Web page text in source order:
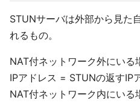
STUNサーバは外部から見た
れるもの。
NAT付ネットワーク外にい
IPアドレス = STUNの返すIP
NAT付ネットワーク内にい